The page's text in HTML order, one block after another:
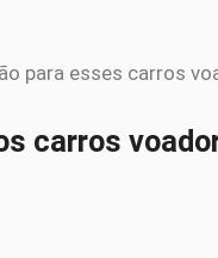
para esses carros
carros